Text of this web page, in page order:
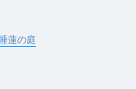
蓮の庭